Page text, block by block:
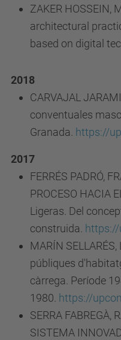
ZAKER HOSSEIN,
architectural
based on digital
2018
CARVAJAL
conventuales
Granada. https://
2017
FERRÉS PADRÓ,
PROCESO HACIA
Ligeras. Del
construida.
MARÍN
públiques
càrrega. Període
1980. https://
SERRA FABREGÀ,
SISTEMA